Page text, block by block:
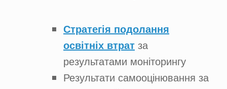
Стратегія подолання
освітніх втрат за
результатами моніторингу
Результати самооцінювання за